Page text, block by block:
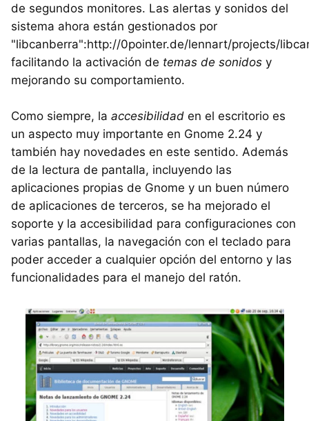
de segundos monitores. Las alertas y sonidos del
sistema ahora están gestionados por
"libcanberra":http://0pointer.de/lennart/projects/
facilitando la activación de temas de sonidos y
mejorando su comportamiento.
Como siempre, la accesibilidad en el escritorio es
un aspecto muy importante en Gnome 2.24 y
también hay novedades en este sentido. Además
de la lectura de pantalla, incluyendo las
aplicaciones propias de Gnome y un buen número
de aplicaciones de terceros, se ha mejorado el
soporte y la accesibilidad para configuraciones con
varias pantallas, la navegación con el teclado para
poder acceder a cualquier opción del entorno y las
funcionalidades para el manejo del ratón.